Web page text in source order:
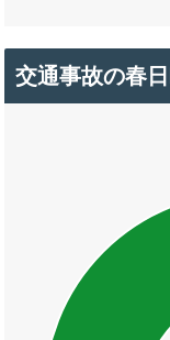
交通事故の春